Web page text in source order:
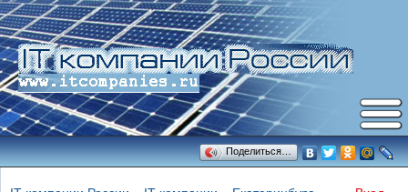
Поделиться…